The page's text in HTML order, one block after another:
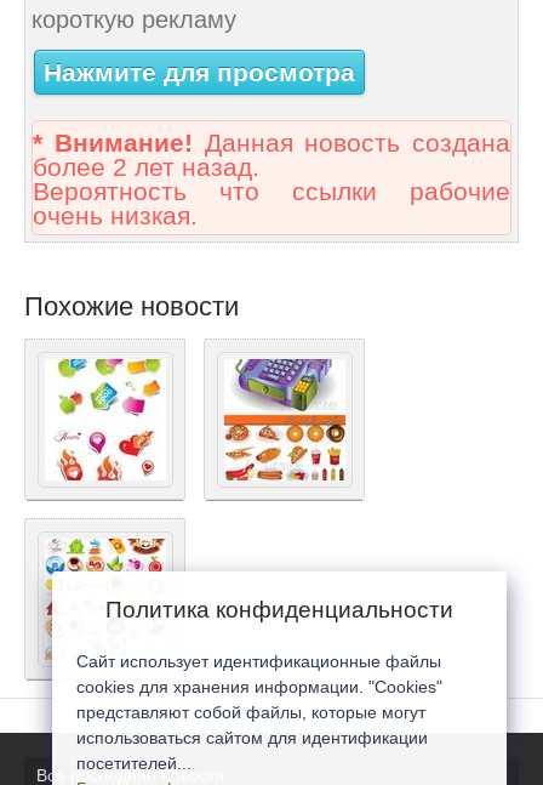
короткую рекламу
Нажмите для просмотра
* Внимание! Данная новость создана
более 2 лет назад.
Вероятность что ссылки рабочие
очень низкая.
Похожие новости
Все последние новости
Политика конфиденциальности
Сайт использует идентификационные файлы
cookies для хранения информации. "Cookies"
представляют собой файлы, которые могут
использоваться сайтом для идентификации
посетителей...